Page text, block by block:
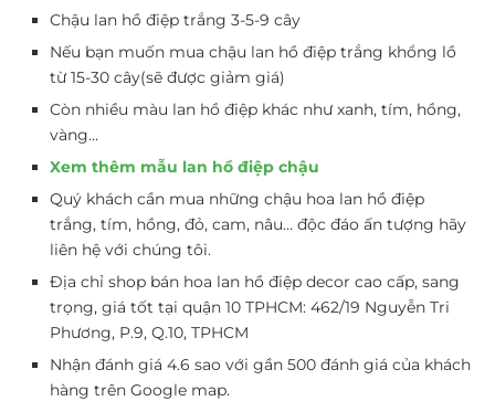
Chậu lan hồ điệp trắng 3-5-9 cây
Nếu bạn muốn mua chậu lan hồ điệp trắng khổng lồ
từ 15-30 cây(sẽ được giảm giá)
Còn nhiều màu lan hồ điệp khác như xanh, tím, hồng,
vàng…
Xem thêm mẫu lan hồ điệp chậu
Quý khách cần mua những chậu hoa lan hồ điệp
trắng, tím, hồng, đỏ, cam, nâu… độc đáo ấn tượng hãy
liên hệ với chúng tôi.
Địa chỉ shop bán hoa lan hồ điệp decor cao cấp, sang
trọng, giá tốt tại quận 10 TPHCM: 462/19 Nguyễn Tri
Phương, P.9, Q.10, TPHCM
Nhận đánh giá 4.6 sao với gần 500 đánh giá của khách
hàng trên Google map.